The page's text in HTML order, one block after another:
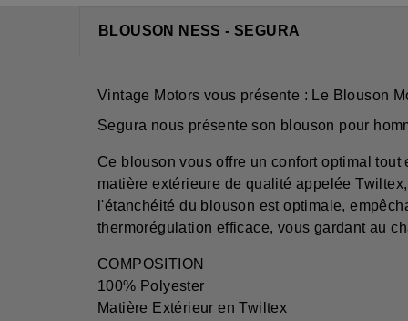
BLOUSON NESS - SEGURA
Vintage Motors vous présente : Le Blouson
Segura nous présente son blouson pour
Ce blouson vous offre un confort optimal
matière extérieure de qualité appelée
l'étanchéité du blouson est optimale,
thermorégulation efficace, vous gardant au
COMPOSITION
100% Polyester
Matière Extérieur en Twiltex